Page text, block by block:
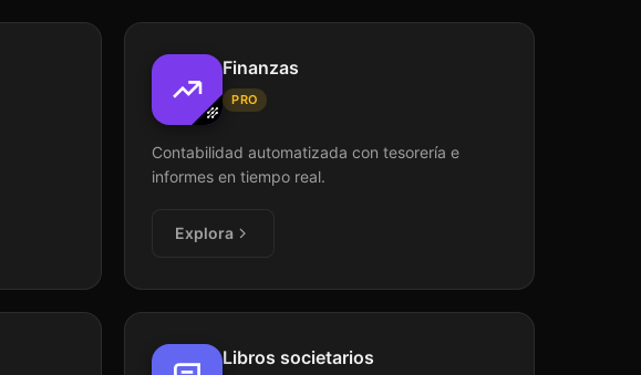
Finanzas
PRO
Contabilidad automatizada con tesorería e
informes en tiempo real.
Explora
Libros societarios